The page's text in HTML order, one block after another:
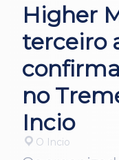
Higher
terceiro
no
Incio
O Incio